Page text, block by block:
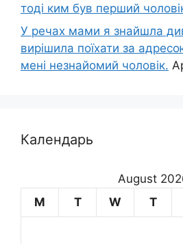
тоді ким був перший
У речах мами я знайшла див
вирішила поїхати за
мені незнайомий чоловік.
Календарь
August
M
T W T